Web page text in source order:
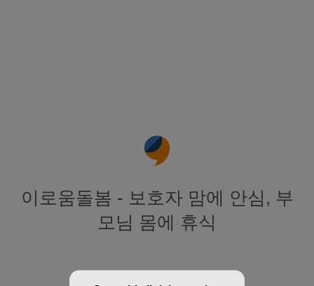
이로움돌봄 - 보호자 맘에 안심, 부
모님 몸에 휴식